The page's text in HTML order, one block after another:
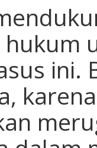
hukum
ini.